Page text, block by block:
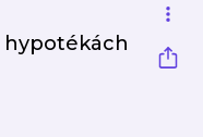
hypotékách